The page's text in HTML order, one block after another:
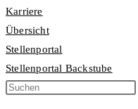
Karriere
Übersicht
Stellenportal
Stellenportal Backstube